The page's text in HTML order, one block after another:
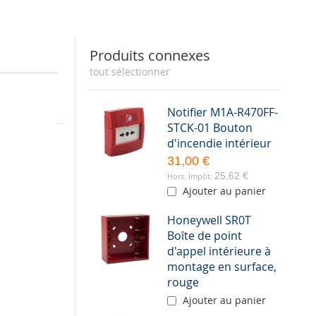
Produits connexes
tout sélectionner
Notifier M1A-R470FF-
STCK-01 Bouton
d'incendie intérieur
31,00 €
25,62 €
Ajouter au panier
Honeywell SR0T
Boîte de point
d'appel intérieure à
montage en surface,
rouge
Ajouter au panier